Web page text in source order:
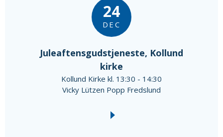
24
DEC
Juleaftensgudstjeneste, Kollund
kirke
Kollund Kirke kl. 13:30 - 14:30
Vicky Lützen Popp Fredslund